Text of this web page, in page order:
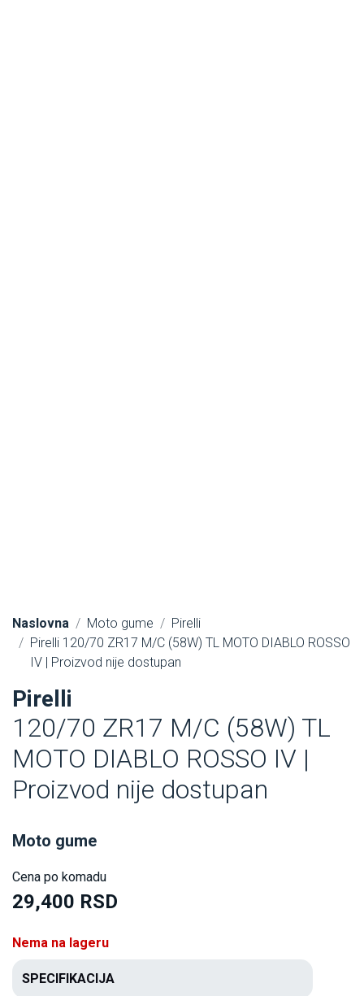
Naslovna Moto gume
Pirelli
Pirelli 120/70 ZR17 M/C (58W) TL MOTO DIABLO ROSSO
IV | Proizvod nije dostupan
Pirelli
120/70 ZR17 M/C (58W) TL
MOTO DIABLO ROSSO IV |
Proizvod nije dostupan
Moto gume
Cena po komadu
29,400 RSD
Nema na lageru
SPECIFIKACIJA